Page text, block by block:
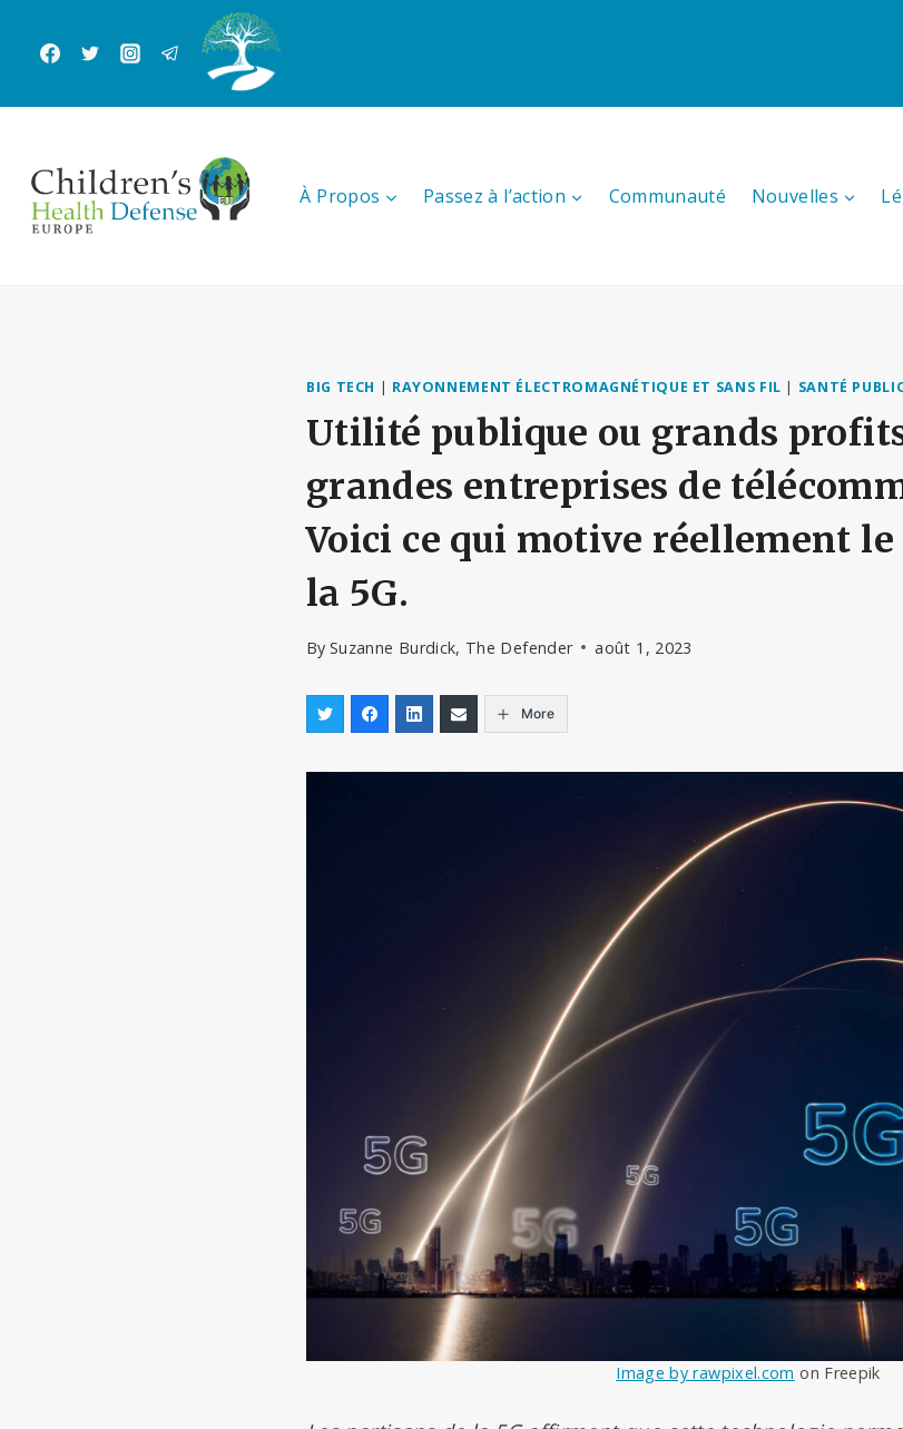
contenu
À Propos Passez à l’action Communauté Nouvelles
BIG TECH | RAYONNEMENT ÉLECTROMAGNÉTIQUE ET SANS FIL | SANTÉ
Utilité publique ou grands
grandes entreprises de
Voici ce qui motive réellement
la 5G.
By Suzanne Burdick, The Defender août 1, 2023
More
Image by rawpixel.com on Freepik